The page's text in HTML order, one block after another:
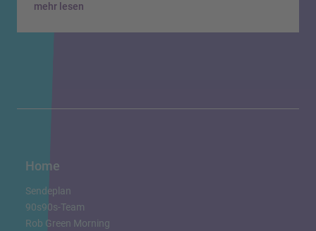
mehr lesen
Home
Sendeplan
90s90s-Team
Rob Green Morning